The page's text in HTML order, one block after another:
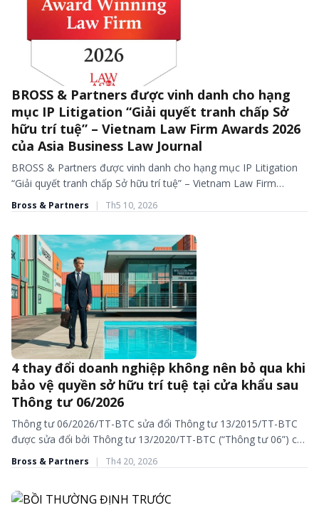
BÀI VIẾT - TIN TỨC
BROSS & Partners được vinh danh cho hạng
mục IP Litigation “Giải quyết tranh chấp Sở
hữu trí tuệ” – Vietnam Law Firm Awards 2026
của Asia Business Law Journal
BROSS & Partners được vinh danh cho hạng mục IP Litigation
“Giải quyết tranh chấp Sở hữu trí tuệ” – Vietnam Law Firm
Awards 2026 của Asia Business...
Bross & Partners | Th5 10, 2026
CÁC BÀI VIẾT VÀ BÁO CHÍ
4 thay đổi doanh nghiệp không nên bỏ qua khi
bảo vệ quyền sở hữu trí tuệ tại cửa khẩu sau
Thông tư 06/2026
Thông tư 06/2026/TT-BTC sửa đổi Thông tư 13/2015/TT-BTC
được sửa đổi bởi Thông tư 13/2020/TT-BTC (“Thông tư 06”) có
hiệu lực từ ngày 1/3/2026 là thông tư quan...
Bross & Partners | Th4 20, 2026